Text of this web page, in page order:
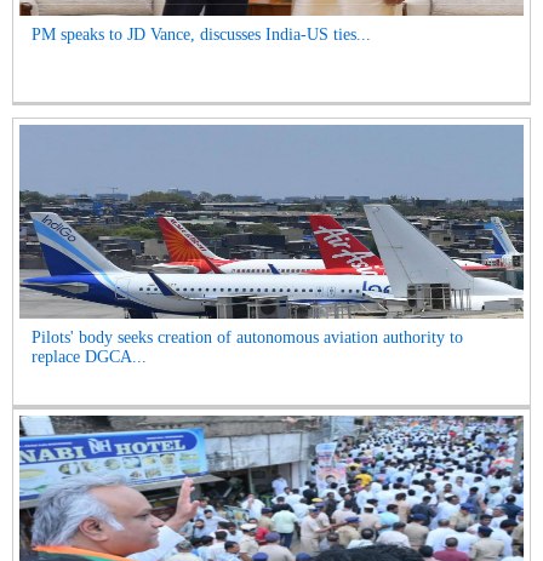
PM speaks to JD Vance, discusses India-US ties...
Pilots' body seeks creation of autonomous aviation authority to
replace DGCA...